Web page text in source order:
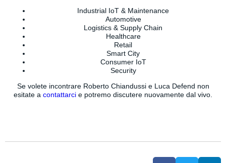
Industrial IoT & Maintenance
Automotive
Logistics & Supply Chain
Healthcare
Retail
Smart City
Consumer IoT
Security
Se volete incontrare Roberto Chiandussi e Luca Defend non
esitate a contattarci e potremo discutere nuovamente dal vivo.